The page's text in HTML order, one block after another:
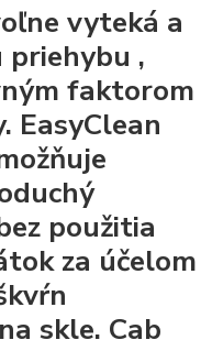
vyteká a
priehybu ,
faktorom
EasyClean
použitia
za účelom
skle. Cab